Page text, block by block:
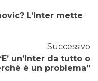
L’Inter mette
Successivo
un’Inter da tutto o
è un problema”